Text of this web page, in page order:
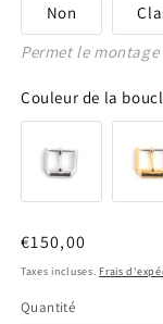
18 - 16 mm
20 - 18 mm
Non
Permet le
Couleur de la
Prix
habituel
€150,00
Taxes incluses. Frais
Quantité
Quantité